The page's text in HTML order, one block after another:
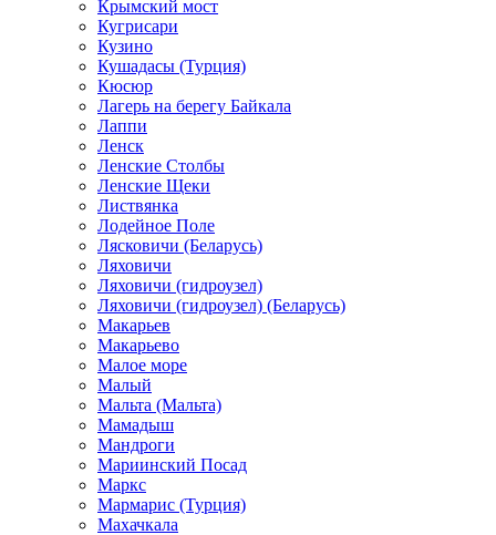
Крымский мост
Кугрисари
Кузино
Кушадасы (Турция)
Кюсюр
Лагерь на берегу Байкала
Лаппи
Ленск
Ленские Столбы
Ленские Щеки
Листвянка
Лодейное Поле
Лясковичи (Беларусь)
Ляховичи
Ляховичи (гидроузел)
Ляховичи (гидроузел) (Беларусь)
Макарьев
Макарьево
Малое море
Малый
Мальта (Мальта)
Мамадыш
Мандроги
Мариинский Посад
Маркс
Мармарис (Турция)
Махачкала